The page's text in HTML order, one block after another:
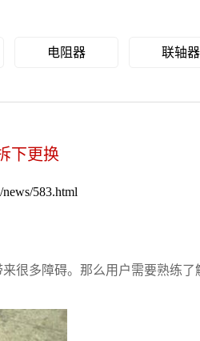
电阻器 联轴器
下更换
583.html
很多障碍。那么用户需要熟练